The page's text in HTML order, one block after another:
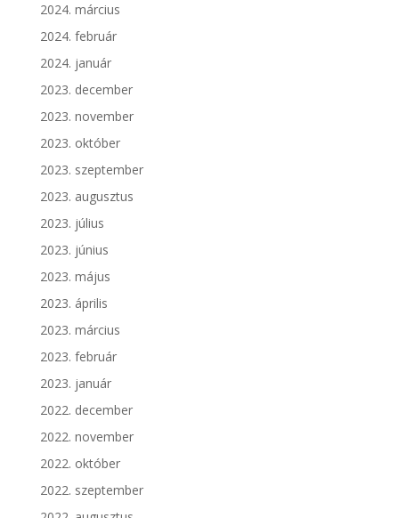
2024. március
2024. február
2024. január
2023. december
2023. november
2023. október
2023. szeptember
2023. augusztus
2023. július
2023. június
2023. május
2023. április
2023. március
2023. február
2023. január
2022. december
2022. november
2022. október
2022. szeptember